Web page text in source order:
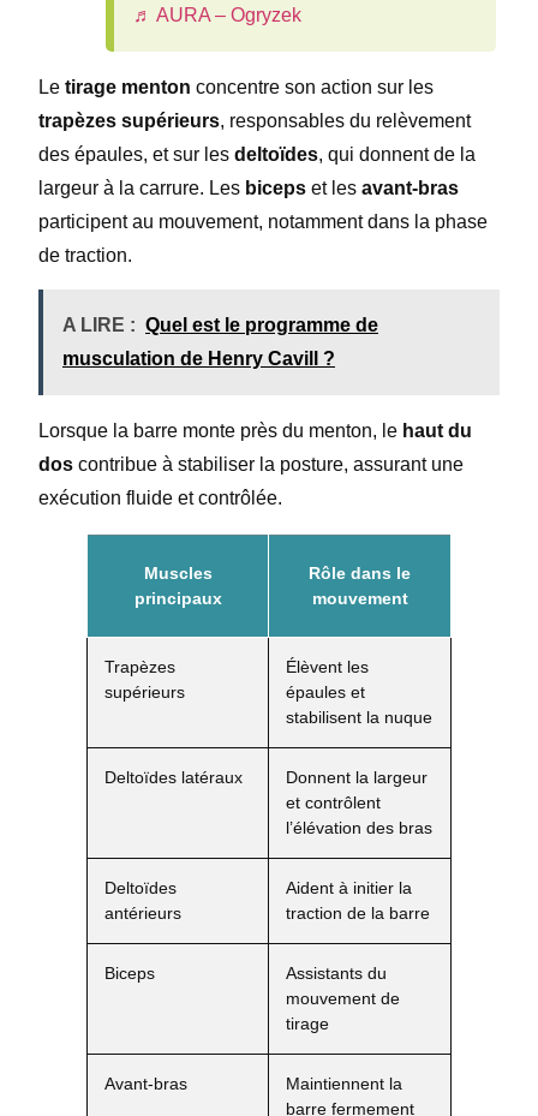
♬ AURA – Ogryzek
Le tirage menton concentre son action sur les
trapèzes supérieurs, responsables du relèvement
des épaules, et sur les deltoïdes, qui donnent de la
largeur à la carrure. Les biceps et les avant-bras
participent au mouvement, notamment dans la phase
de traction.
A LIRE : Quel est le programme de
musculation de Henry Cavill ?
Lorsque la barre monte près du menton, le haut du
dos contribue à stabiliser la posture, assurant une
exécution fluide et contrôlée.
Muscles
principaux
Rôle dans le
mouvement
Trapèzes
supérieurs
Élèvent les
épaules et
stabilisent la nuque
Deltoïdes latéraux
Donnent la largeur
et contrôlent
l’élévation des bras
Deltoïdes
antérieurs
Aident à initier la
traction de la barre
Biceps
Assistants du
mouvement de
tirage
Avant-bras
Maintiennent la
barre fermement